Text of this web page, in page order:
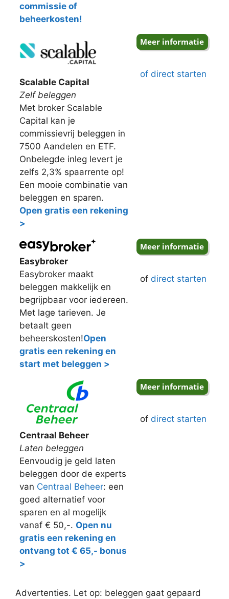
commissie of
beheerkosten!
Scalable Capital
Zelf beleggen
Met broker Scalable
Capital kan je
commissievrij beleggen in
7500 Aandelen en ETF.
Onbelegde inleg levert je
zelfs 2,3% spaarrente op!
Een mooie combinatie van
beleggen en sparen.
Open gratis een rekening
>
of direct starten
Easybroker
Easybroker maakt
beleggen makkelijk en
begrijpbaar voor iedereen.
Met lage tarieven. Je
betaalt geen
beheerskosten!Open
gratis een rekening en
start met beleggen >
of direct starten
Centraal Beheer
Laten beleggen
Eenvoudig je geld laten
beleggen door de experts
van Centraal Beheer: een
goed alternatief voor
sparen en al mogelijk
vanaf € 50,-. Open nu
gratis een rekening en
ontvang tot € 65,- bonus
>
of direct starten
Advertenties. Let op: beleggen gaat gepaard